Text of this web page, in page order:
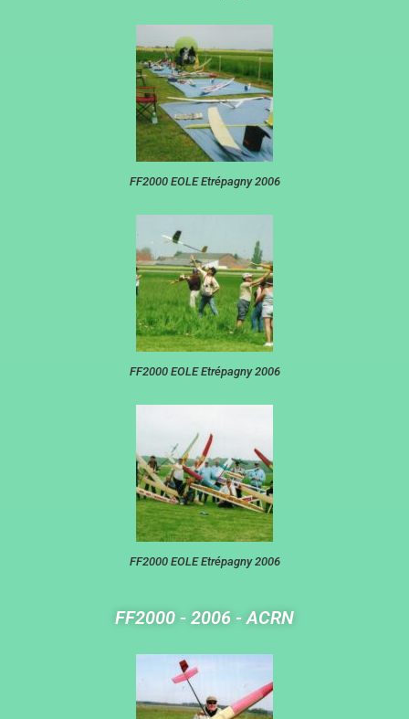
FF2000 EOLE Etrépagny 2006
FF2000 EOLE Etrépagny 2006
FF2000 EOLE Etrépagny 2006
FF2000 - 2006 - ACRN